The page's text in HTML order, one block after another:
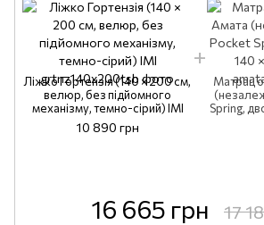
Ліжко Гортензія (140 × 200 см,
велюр, без підйомного
механізму, темно-сірий) IMI
10 890 грн
Матрац
Spring,
16 665 грн 17